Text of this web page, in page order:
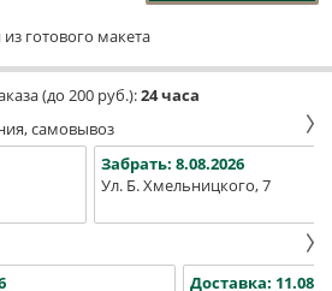
готового макета
(до 200 руб.):24 часа
самовывоз
Забрать: 8.08.2026
Ул. Б. Хмельницкого, 7
Доставка: